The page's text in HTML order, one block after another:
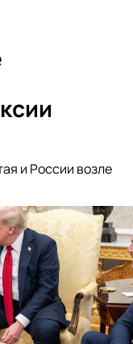
и России возле